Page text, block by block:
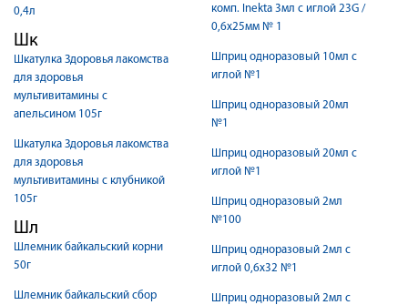
0,4л
Шк
Шкатулка Здоровья лакомства
для здоровья
мультивитамины с
апельсином 105г
Шкатулка Здоровья лакомства
для здоровья
мультивитамины с клубникой
105г
Шл
Шлемник байкальский корни
50г
Шлемник байкальский сбор
комп. Inekta 3мл с иглой 23G /
0,6х25мм № 1
Шприц одноразовый 10мл с
иглой №1
Шприц одноразовый 20мл
№1
Шприц одноразовый 20мл с
иглой №1
Шприц одноразовый 2мл
№100
Шприц одноразовый 2мл с
иглой 0,6х32 №1
Шприц одноразовый 2мл с